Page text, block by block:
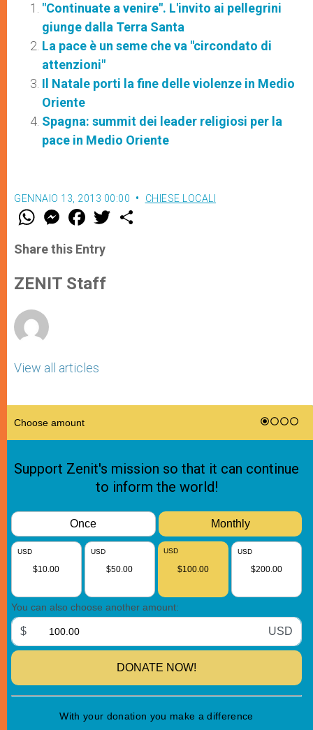
"Continuate a venire". L'invito ai pellegrini
giunge dalla Terra Santa
La pace è un seme che va "circondato di
attenzioni"
Il Natale porti la fine delle violenze in Medio
Oriente
Spagna: summit dei leader religiosi per la
pace in Medio Oriente
GENNAIO 13, 2013 00:00 CHIESE LOCALI
W
t
s
p
p
M
e
s
e
g
e
F
a
e
b
o
k
w
Share this Entry
ZENIT Staff
View all articles